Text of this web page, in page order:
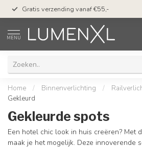
Gratis verzending vanaf €55,-
MENU
Home / Binnenverlichting /
Gekleurd
Gekleurde spots
Een hotel chic look in huis creëren? Met
maak je het mogelijk. Deze innoverende